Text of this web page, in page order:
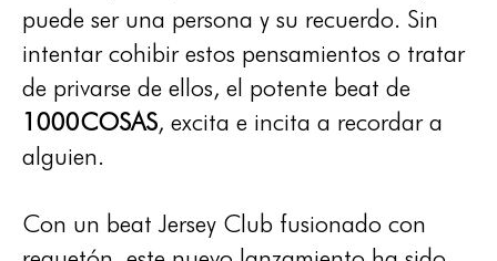
puede ser una persona y su recuerdo. Sin
intentar cohibir estos pensamientos o tratar
de privarse de ellos, el potente beat de
1000COSAS, excita e incita a recordar a
alguien.
Con un beat Jersey Club fusionado con